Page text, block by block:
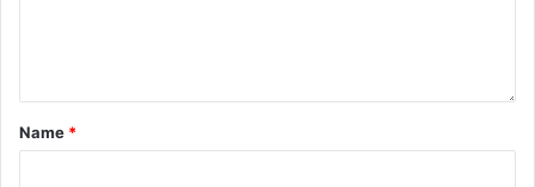
Name *